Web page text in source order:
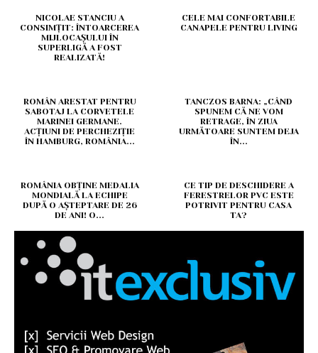
NICOLAE STANCIU A
CONSIMȚIT: ÎNTOARCEREA
MIJLOCAȘULUI ÎN
SUPERLIGĂ A FOST
REALIZATĂ!
CELE MAI CONFORTABILE
CANAPELE PENTRU LIVING
ROMÂN ARESTAT PENTRU
SABOTAJ LA CORVETELE
MARINEI GERMANE.
ACȚIUNI DE PERCHEZIȚIE
ÎN HAMBURG, ROMÂNIA...
TANCZOS BARNA: „CÂND
SPUNEM CĂ NE VOM
RETRAGE, ÎN ZIUA
URMĂTOARE SUNTEM DEJA
ÎN...
ROMÂNIA OBȚINE MEDALIA
MONDIALĂ LA ECHIPE
DUPĂ O AȘTEPTARE DE 26
DE ANI! O...
CE TIP DE DESCHIDERE A
FERESTRELOR PVC ESTE
POTRIVIT PENTRU CASA
TA?